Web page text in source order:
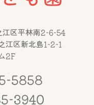
江区平林南2-6-54
江区新北島1-2-1
2F
5858
3940